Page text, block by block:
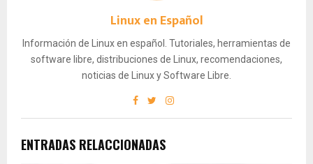
Linux en Español
Información de Linux en español. Tutoriales, herramientas de
software libre, distribuciones de Linux, recomendaciones,
noticias de Linux y Software Libre.
ENTRADAS RELACCIONADAS